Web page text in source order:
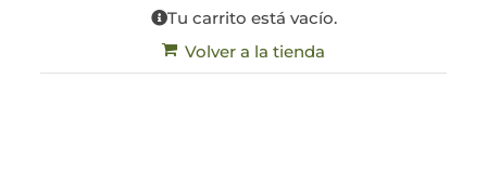
Tu carrito está vacío.
Volver a la tienda